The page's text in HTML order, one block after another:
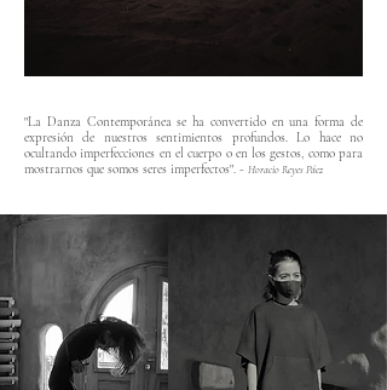
"La Danza Contemporánea se ha convertido en una forma de
expresión de nuestros sentimientos profundos. Lo hace no
ocultando imperfecciones en el cuerpo o en los gestos, como para
mostrarnos que somos seres imperfectos". - Horacio Reyes Páez